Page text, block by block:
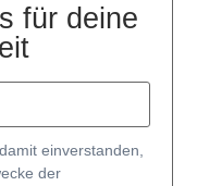
für deine
einverstanden,
der